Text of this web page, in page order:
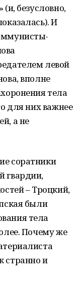
(и, безусловно,
И
левой
вполне
тела
для них важнее
а не
соратники
гвардии,
– Троцкий,
были
тела
Почему же
странно и